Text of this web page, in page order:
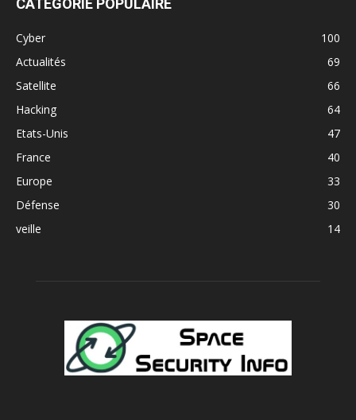
Cyber
100
Actualités
69
Satellite
66
Hacking
64
Etats-Unis
47
France
40
Europe
33
Défense
30
veille
14